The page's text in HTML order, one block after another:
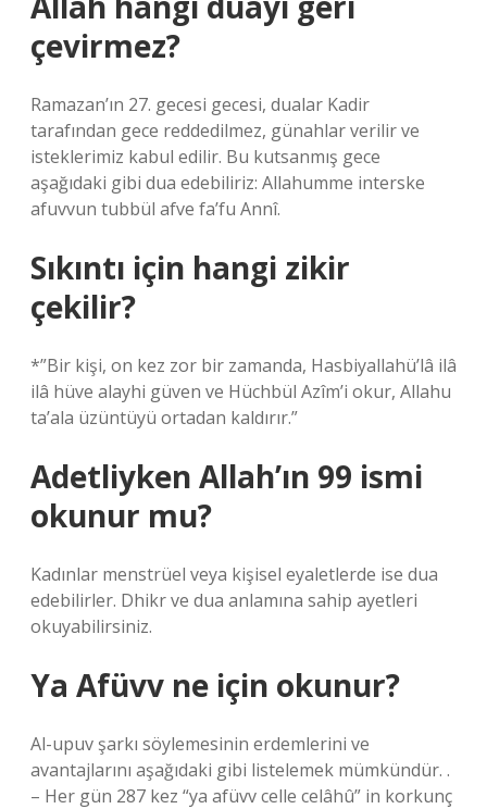
çevirmez?
Ramazan’ın 27. gecesi gecesi, dualar Kadir
tarafından gece reddedilmez, günahlar verilir ve
isteklerimiz kabul edilir. Bu kutsanmış gece
aşağıdaki gibi dua edebiliriz: Allahumme interske
afuvvun tubbül afve fa’fu Annî.
Sıkıntı için hangi zikir
çekilir?
*”Bir kişi, on kez zor bir zamanda, Hasbiyallahü’lâ ilâ
ilâ hüve alayhi güven ve Hüchbül Azîm’i okur, Allahu
ta’ala üzüntüyü ortadan kaldırır.”
Adetliyken Allah’ın 99 ismi
okunur mu?
Kadınlar menstrüel veya kişisel eyaletlerde ise dua
edebilirler. Dhikr ve dua anlamına sahip ayetleri
okuyabilirsiniz.
Ya Afüvv ne için okunur?
Al-upuv şarkı söylemesinin erdemlerini ve
avantajlarını aşağıdaki gibi listelemek mümkündür. .
– Her gün 287 kez “ya afüvv celle celâhû” in korkunç